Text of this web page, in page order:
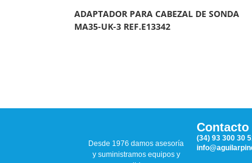
ADAPTADOR PARA CABEZAL DE SONDA
MA35-UK-3 REF.E13342
Desde 1976 damos asesoría
y suministramos equipos y
Contacto
(34) 93 300 30